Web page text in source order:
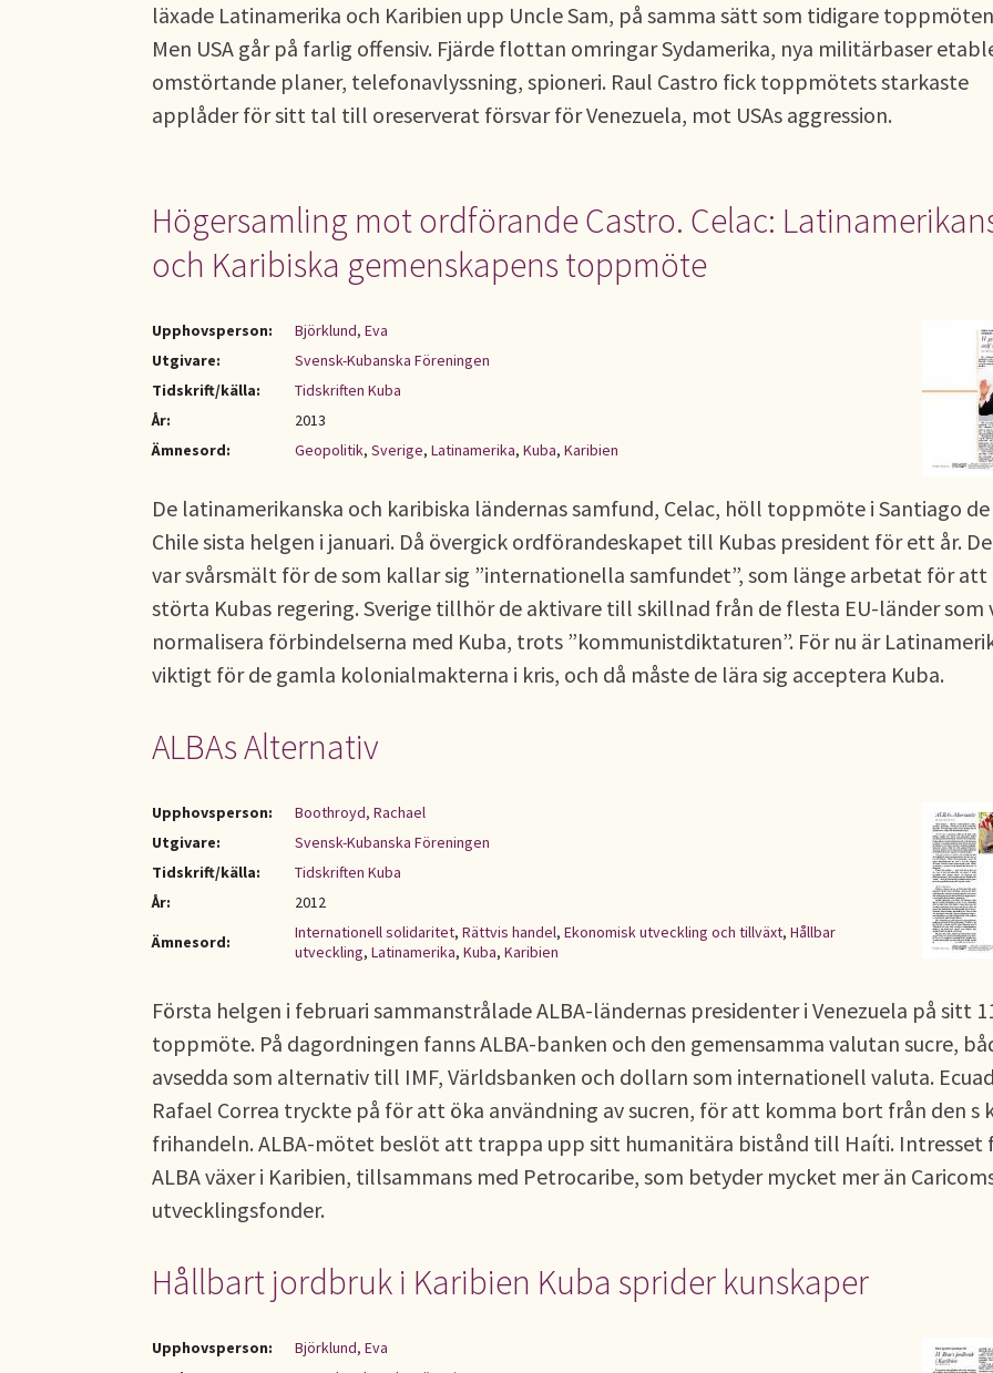
läxade Latinamerika och Karibien upp Uncle Sam, på samma sätt som tidigare
Men USA går på farlig offensiv. Fjärde flottan omringar Sydamerika, nya militärbaser
omstörtande planer, telefonavlyssning, spioneri. Raul Castro fick toppmötets starkaste
applåder för sitt tal till oreserverat försvar för Venezuela, mot USAs aggression.
Högersamling mot ordförande Castro. Celac:
och Karibiska gemenskapens toppmöte
Upphovsperson:
Björklund, Eva
Utgivare:
Svensk-Kubanska Föreningen
Tidskrift/källa:
Tidskriften Kuba
År:
2013
Ämnesord:
Geopolitik, Sverige, Latinamerika, Kuba, Karibien
De latinamerikanska och karibiska ländernas samfund, Celac, höll toppmöte i Santiago de
Chile sista helgen i januari. Då övergick ordförandeskapet till Kubas president för ett år.
var svårsmält för de som kallar sig ”internationella samfundet”, som länge arbetat för att
störta Kubas regering. Sverige tillhör de aktivare till skillnad från de flesta EU-länder som
normalisera förbindelserna med Kuba, trots ”kommunistdiktaturen”. För nu är
viktigt för de gamla kolonialmakterna i kris, och då måste de lära sig acceptera Kuba.
ALBAs Alternativ
Upphovsperson:
Boothroyd, Rachael
Utgivare:
Svensk-Kubanska Föreningen
Tidskrift/källa:
Tidskriften Kuba
År:
2012
Ämnesord:
Internationell solidaritet, Rättvis handel, Ekonomisk utveckling och tillväxt, Hållbar
utveckling, Latinamerika, Kuba, Karibien
Första helgen i februari sammanstrålade ALBA-ländernas presidenter i Venezuela på sitt
toppmöte. På dagordningen fanns ALBA-banken och den gemensamma valutan sucre,
avsedda som alternativ till IMF, Världsbanken och dollarn som internationell valuta.
Rafael Correa tryckte på för att öka användning av sucren, för att komma bort från den s
frihandeln. ALBA-mötet beslöt att trappa upp sitt humanitära bistånd till Haíti. Intresset
ALBA växer i Karibien, tillsammans med Petrocaribe, som betyder mycket mer än
utvecklingsfonder.
Hållbart jordbruk i Karibien Kuba sprider kunskaper
Upphovsperson:
Björklund, Eva